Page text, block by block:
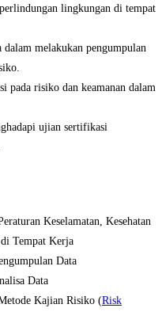
lingkungan di tempat
dalam melakukan pengumpulan
pada risiko dan keamanan dalam
ujian sertifikasi
Keselamatan, Kesehatan
Tempat Kerja
Data
Data
Kajian Risiko (Risk